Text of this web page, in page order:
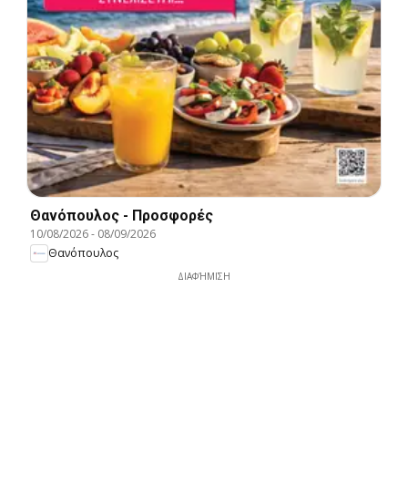
Θανόπουλος - Προσφορές
10/08/2026- 08/09/2026
Θανόπουλος
ΔΙΑΦΉΜΙΣΗ